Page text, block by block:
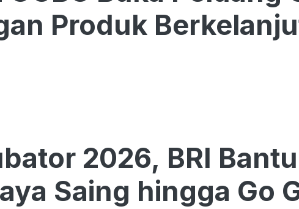
Produk
2026, BRI
Saing hingga Go